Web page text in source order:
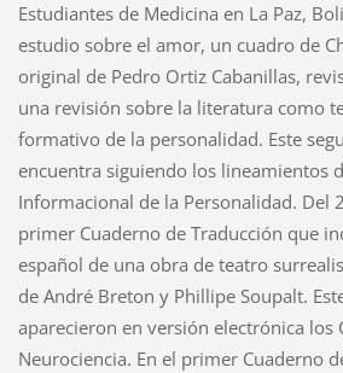
Estudiantes de Medicina en La Paz,
estudio sobre el amor, un cuadro de
original de Pedro Ortiz Cabanillas,
una revisión sobre la literatura como
formativo de la personalidad. Este
encuentra siguiendo los lineamientos
Informacional de la Personalidad. Del
primer Cuaderno de Traducción que
español de una obra de teatro
de André Breton y Phillipe Soupalt.
aparecieron en versión electrónica los
Neurociencia. En el primer Cuaderno